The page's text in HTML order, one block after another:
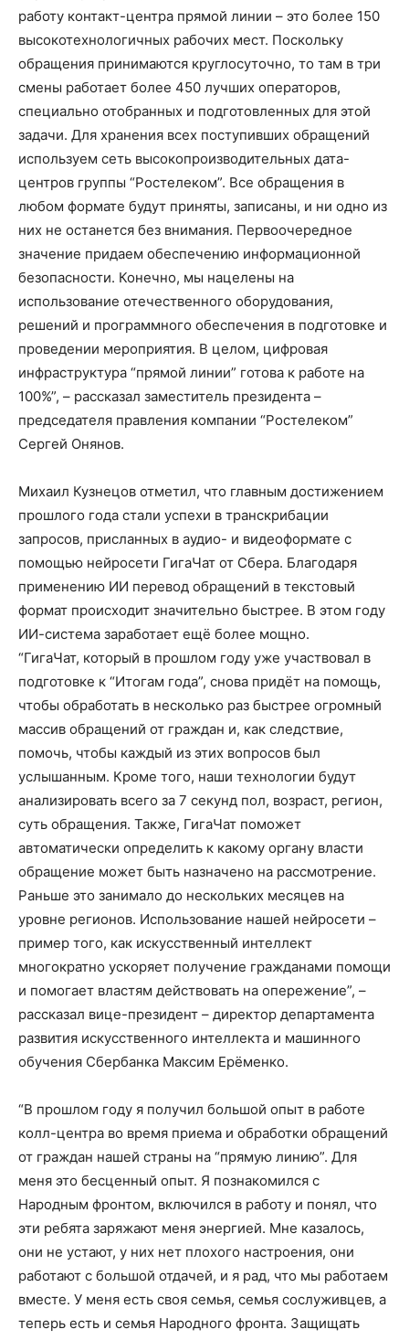
работу контакт-центра прямой линии – это более 150
высокотехнологичных рабочих мест. Поскольку
обращения принимаются круглосуточно, то там в три
смены работает более 450 лучших операторов,
специально отобранных и подготовленных для этой
задачи. Для хранения всех поступивших обращений
используем сеть высокопроизводительных дата-
центров группы “Ростелеком”. Все обращения в
любом формате будут приняты, записаны, и ни одно из
них не останется без внимания. Первоочередное
значение придаем обеспечению информационной
безопасности. Конечно, мы нацелены на
использование отечественного оборудования,
решений и программного обеспечения в подготовке и
проведении мероприятия. В целом, цифровая
инфраструктура “прямой линии” готова к работе на
100%”, – рассказал заместитель президента –
председателя правления компании “Ростелеком”
Сергей Онянов.
Михаил Кузнецов отметил, что главным достижением
прошлого года стали успехи в транскрибации
запросов, присланных в аудио- и видеоформате с
помощью нейросети ГигаЧат от Сбера. Благодаря
применению ИИ перевод обращений в текстовый
формат происходит значительно быстрее. В этом году
ИИ-система заработает ещё более мощно.
“ГигаЧат, который в прошлом году уже участвовал в
подготовке к “Итогам года”, снова придёт на помощь,
чтобы обработать в несколько раз быстрее огромный
массив обращений от граждан и, как следствие,
помочь, чтобы каждый из этих вопросов был
услышанным. Кроме того, наши технологии будут
анализировать всего за 7 секунд пол, возраст, регион,
суть обращения. Также, ГигаЧат поможет
автоматически определить к какому органу власти
обращение может быть назначено на рассмотрение.
Раньше это занимало до нескольких месяцев на
уровне регионов. Использование нашей нейросети –
пример того, как искусственный интеллект
многократно ускоряет получение гражданами помощи
и помогает властям действовать на опережение”, –
рассказал вице-президент – директор департамента
развития искусственного интеллекта и машинного
обучения Сбербанка Максим Ерёменко.
“В прошлом году я получил большой опыт в работе
колл-центра во время приема и обработки обращений
от граждан нашей страны на “прямую линию”. Для
меня это бесценный опыт. Я познакомился с
Народным фронтом, включился в работу и понял, что
эти ребята заряжают меня энергией. Мне казалось,
они не устают, у них нет плохого настроения, они
работают с большой отдачей, и я рад, что мы работаем
вместе. У меня есть своя семья, семья сослуживцев, а
теперь есть и семья Народного фронта. Защищать